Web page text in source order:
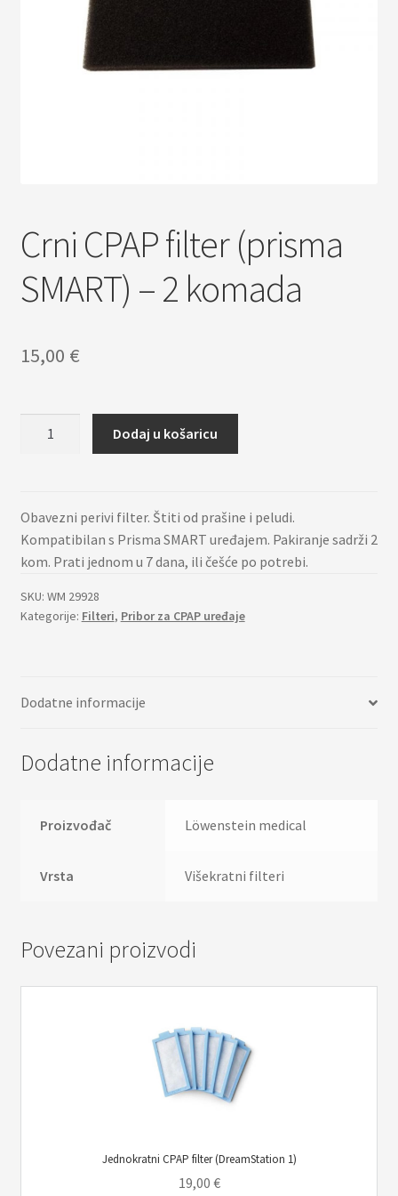
Povrat i reklamacije
Pravila privatnosti
Crni CPAP filter (prisma
SMART) – 2 komada
15,00 €
SMART)
-
2
količina
Dodaj u košaricu
Obavezni perivi filter. Štiti od prašine i peludi.
Kompatibilan s Prisma SMART uređajem. Pakiranje sadrži 2
kom. Prati jednom u 7 dana, ili češće po potrebi.
SKU: WM 29928
Kategorije: Filteri, Pribor za CPAP uređaje
Dodatne informacije
Dodatne informacije
Proizvođač Löwenstein medical
Vrsta Višekratni filteri
Povezani proizvodi
Jednokratni CPAP filter (DreamStation 1)
19,00 €